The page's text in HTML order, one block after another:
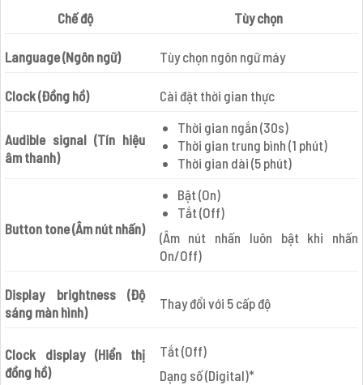
Chế độ Tùy chọn
Language (Ngôn ngữ) Tùy chọn ngôn ngữ máy
Clock (Đồng hồ) Cài đặt thời gian thực
Audible signal (Tín hiệu
âm thanh)
Thời gian ngắn (30s)
Thời gian trung bình (1 phút)
Thời gian dài (5 phút)
Button tone (Âm nút nhấn)
Bật (On)
Tắt (Off)
(Âm nút nhấn luôn bật khi nhấn
On/Off)
Display brightness (Độ
sáng màn hình)
Thay đổi với 5 cấp độ
Clock display (Hiển thị
đồng hồ)
Tắt (Off)
Dạng số (Digital)*